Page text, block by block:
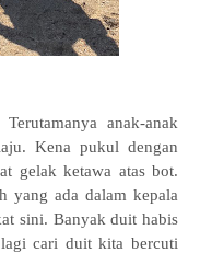
anak-anak
Kena pukul dengan
gelak ketawa atas bot.
yang ada dalam kepala
sini. Banyak duit habis
cari duit kita bercuti